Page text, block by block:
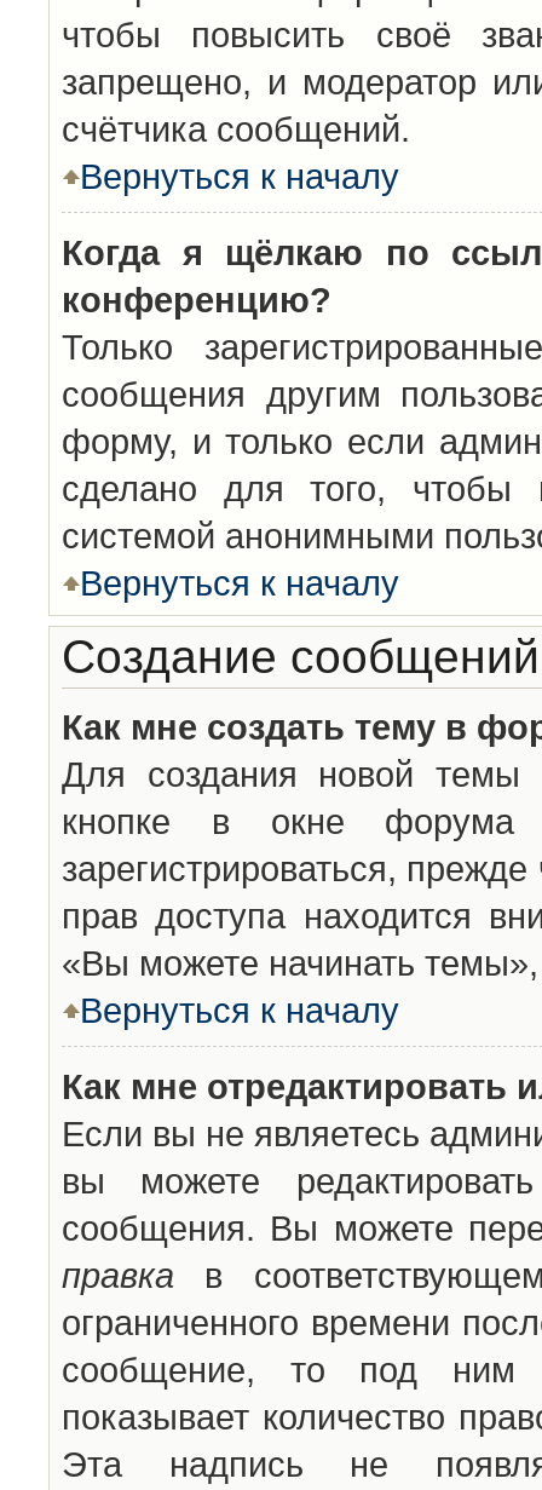
чтобы повысить своё
запрещено, и модератор
счётчика сообщений.
Вернуться к началу
Когда я щёлкаю по
конференцию?
Только
сообщения другим
форму, и только если
сделано для того, чтобы
системой анонимными
Вернуться к началу
Создание сообщений
Как мне создать тему в
Для создания новой темы
кнопке в окне
зарегистрироваться,
прав доступа находится
«Вы можете начинать
Вернуться к началу
Как мне отредактировать
Если вы не являетесь
вы можете
сообщения. Вы можете
правка в
ограниченного времени
сообщение, то под ним
показывает количество
Эта надпись не